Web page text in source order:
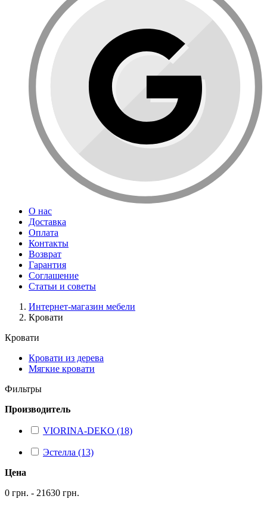
О нас
Доставка
Оплата
Контакты
Возврат
Гарантия
Соглашение
Статьи и советы
Интернет-магазин мебели
Кровати
Кровати
Кровати из дерева
Мягкие кровати
Фильтры
Производитель
VIORINA-DEKO (18)
Эстелла (13)
Цена
0 грн. - 21630 грн.